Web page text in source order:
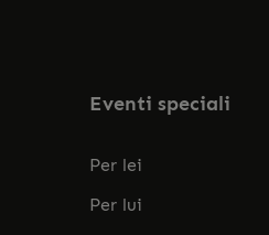
Eventi speciali
Per lei
Per lui